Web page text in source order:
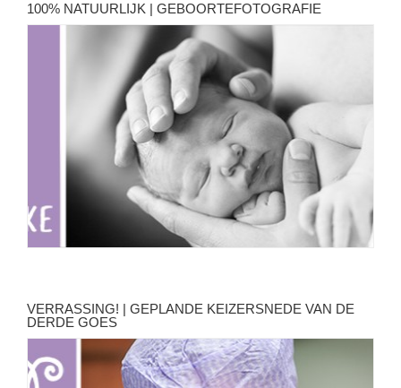
100% NATUURLIJK | GEBOORTEFOTOGRAFIE
VERRASSING! | GEPLANDE KEIZERSNEDE VAN DE
DERDE GOES